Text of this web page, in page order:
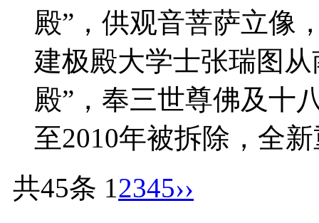
殿”，供观音菩萨立像
建极殿大学士张瑞图
殿”，奉三世尊佛及十
至2010年被拆除，全
共45条 12345››